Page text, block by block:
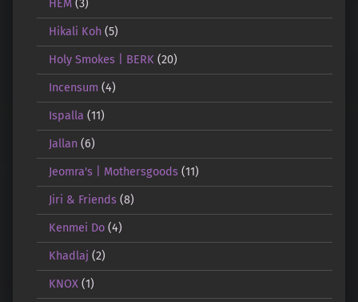
HEM(3)
Hikali Koh(5)
Holy Smokes | BERK(20)
Incensum (4)
Ispalla (11)
Jallan(6)
Jeomra's | Mothersgoods(11)
Jiri & Friends(8)
Kenmei Do(4)
Khadlaj (2)
KNOX(1)